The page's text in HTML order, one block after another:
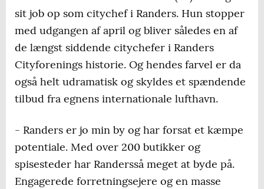
sit job op som citychef i Randers. Hun stopper
med udgangen af april og bliver således en af
de længst siddende citychefer i Randers
Cityforenings historie. Og hendes farvel er da
også helt udramatisk og skyldes et spændende
tilbud fra egnens internationale lufthavn.
- Randers er jo min by og har forsat et kæmpe
potentiale. Med over 200 butikker og
spisesteder har Randersså meget at byde på.
Engagerede forretningsejere og en masse